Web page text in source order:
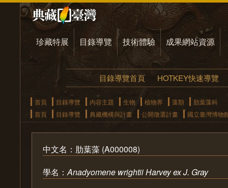
珍藏特展 目錄導覽 技術體驗 成果網站資源
目錄導覽首頁 HOTKEY快速導覽
首頁 目錄導覽 內容主題 生物 植物界 藻類
肋葉藻科
首頁
目錄導覽 典藏機構與計畫 公開徵選計畫 國立臺灣博物
中文名：肋葉藻 (A000008)
學名：Anadyomene wrightii Harvey ex J. Gray